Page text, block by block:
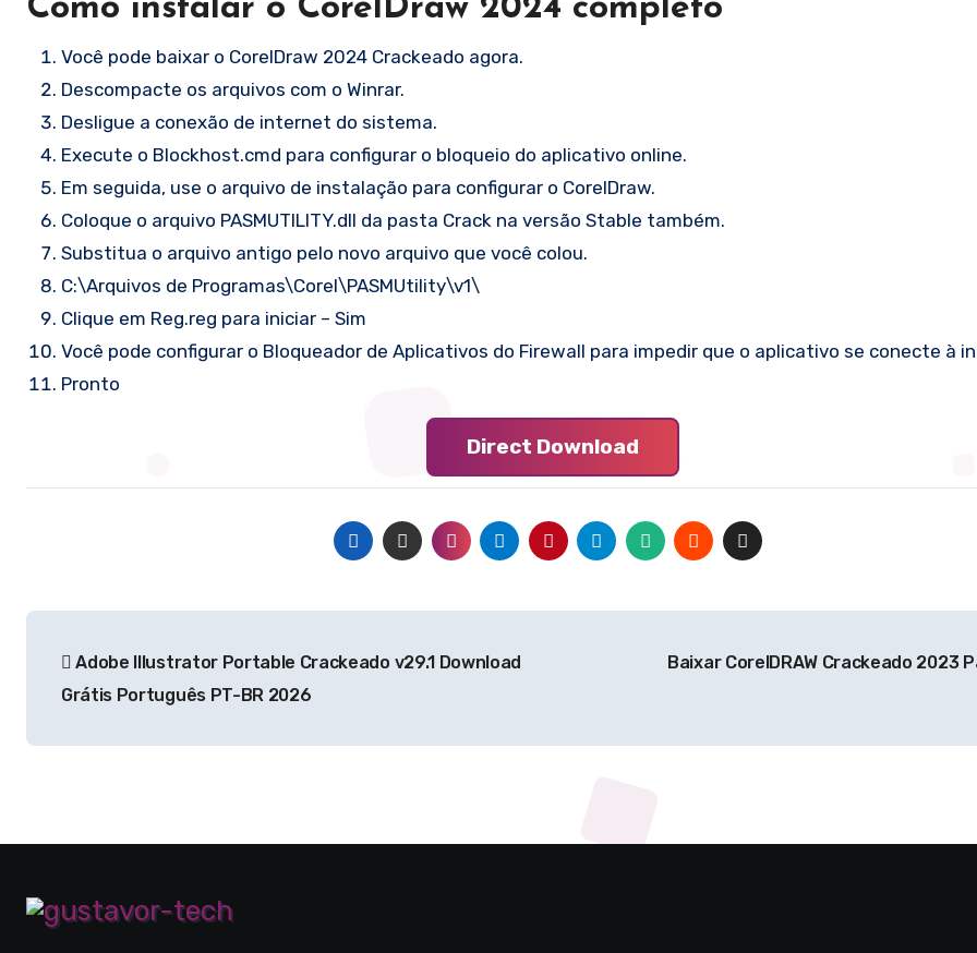
Como instalar o CorelDraw 2024 completo
Você pode baixar o CorelDraw 2024 Crackeado agora.
Descompacte os arquivos com o Winrar.
Desligue a conexão de internet do sistema.
Execute o Blockhost.cmd para configurar o bloqueio do aplicativo online.
Em seguida, use o arquivo de instalação para configurar o CorelDraw.
Coloque o arquivo PASMUTILITY.dll da pasta Crack na versão Stable também.
Substitua o arquivo antigo pelo novo arquivo que você colou.
C:\Arquivos de Programas\Corel\PASMUtility\v1\
Clique em Reg.reg para iniciar – Sim
Você pode configurar o Bloqueador de Aplicativos do Firewall para impedir que o aplicativo se conecte à
Pronto
Direct Download
de Adobe Illustrator Portable Crackeado v29.1 Download
Grátis Português PT-BR 2026
Baixar CorelDRAW Crackeado 2023